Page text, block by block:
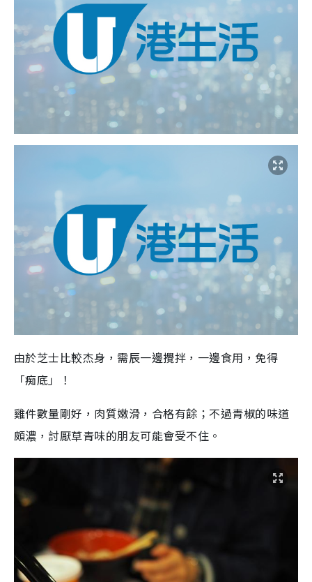
由於芝士比較杰身，需辰一邊攪拌，一邊食用，免得
「痴底」！
雞件數量剛好，肉質嫩滑，合格有餘；不過青椒的味道
頗濃，討厭草青味的朋友可能會受不住。